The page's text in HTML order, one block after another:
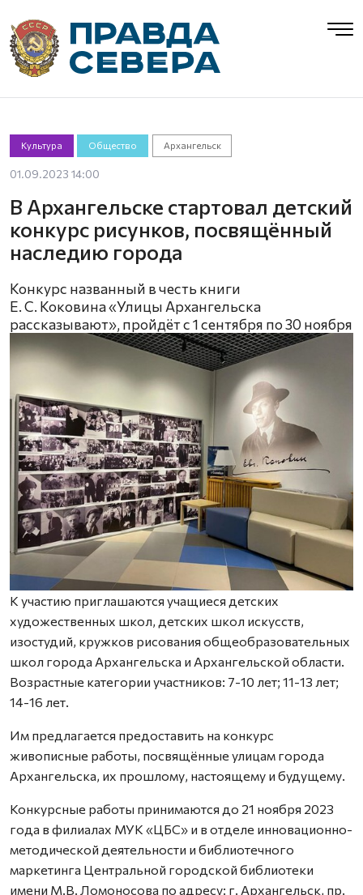
Культура Общество Архангельск
01.09.2023 14:00
В Архангельске стартовал детский
конкурс рисунков, посвящённый
наследию города
Конкурс названный в честь книги
Е. С. Коковина «Улицы Архангельска
рассказывают», пройдёт с 1 сентября по 30 ноября
К участию приглашаются учащиеся детских
художественных школ, детских школ искусств,
изостудий, кружков рисования общеобразовательных
школ города Архангельска и Архангельской области.
Возрастные категории участников: 7-10 лет; 11-13 лет;
14-16 лет.
Им предлагается предоставить на конкурс
живописные работы, посвящённые улицам города
Архангельска, их прошлому, настоящему и будущему.
Конкурсные работы принимаются до 21 ноября 2023
года в филиалах МУК «ЦБС» и в отделе инновационно-
методической деятельности и библиотечного
маркетинга Центральной городской библиотеки
имени М.В. Ломоносова по адресу: г. Архангельск, пр.